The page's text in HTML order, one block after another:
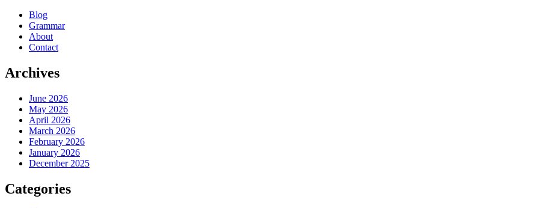
Blog
Grammar
About
Contact
Archives
June 2026
May 2026
April 2026
March 2026
February 2026
January 2026
December 2025
Categories